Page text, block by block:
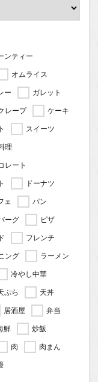
ンティー
オムライス
ー
ガレット
レープ
ケーキ
スイーツ
理
レート
ドーナツ
ェ
パン
ーグ
ピザ
フレンチ
ング
ラーメン
冷やし中華
ぷら
天丼
居酒屋
弁当
鮮
炒飯
肉
肉まん